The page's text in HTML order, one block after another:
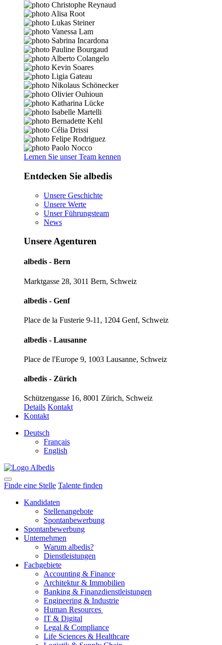
Lernen Sie unser Team kennen
Entdecken Sie albedis
Unsere Geschichte
Unsere Werte
Unser Führungsteam
News
Unsere Agenturen
albedis - Bern
Marktgasse 28, 3011 Bern, Schweiz
albedis - Genf
Place de la Fusterie 9-11, 1204 Genf, Schweiz
albedis - Lausanne
Place de l'Europe 9, 1003 Lausanne, Schweiz
albedis - Zürich
Schützengasse 16, 8001 Zürich, Schweiz
Details Kontakt
Kontakt
Deutsch
Français
English
Finde eine Stelle Talente finden
Kandidaten
Stellenangebote
Spontanbewerbung
Spontanbewerbung
Unternehmen
Warum albedis?
Dienstleistungen
Fachgebiete
Accounting & Finance
Architektur & Immobilien
Banking & Finanzdienstleistungen
Engineering & Industrie
Human Resources
IT & Digital
Legal & Compliance
Life Sciences & Healthcare